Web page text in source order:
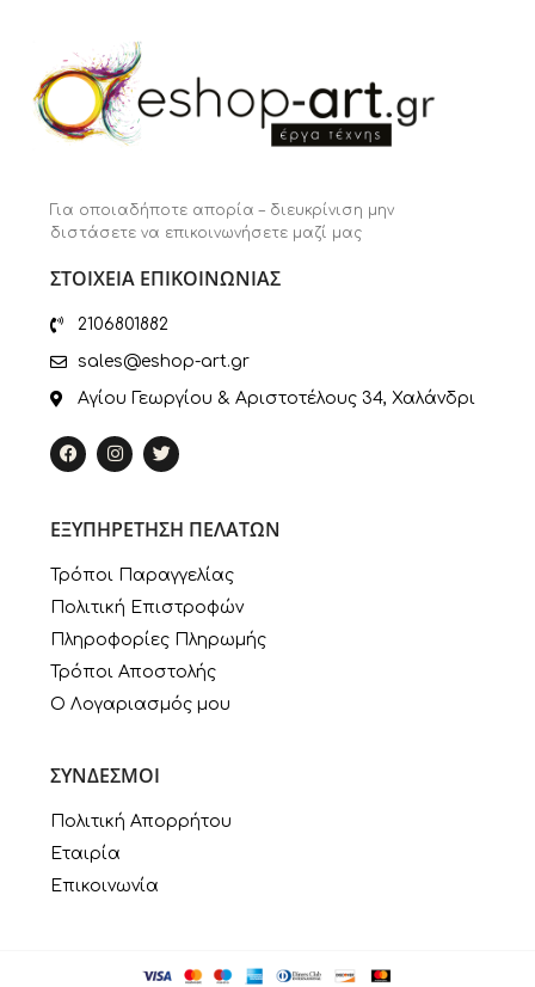
Για οποιαδήποτε απορία – διευκρίνιση μην
διστάσετε να επικοινωνήσετε μαζί μας
ΣΤΟΙΧΕΙΑ ΕΠΙΚΟΙΝΩΝΙΑΣ
2106801882
sales@eshop-art.gr
Αγίου Γεωργίου & Αριστοτέλους 34, Χαλάνδρι
ΕΞΥΠΗΡΕΤΗΣΗ ΠΕΛΑΤΩΝ
Τρόποι Παραγγελίας
Πολιτική Επιστροφών
Πληροφορίες Πληρωμής
Τρόποι Αποστολής
Ο Λογαριασμός μου
ΣΥΝΔΕΣΜΟΙ
Πολιτική Απορρήτου
Εταιρία
Επικοινωνία